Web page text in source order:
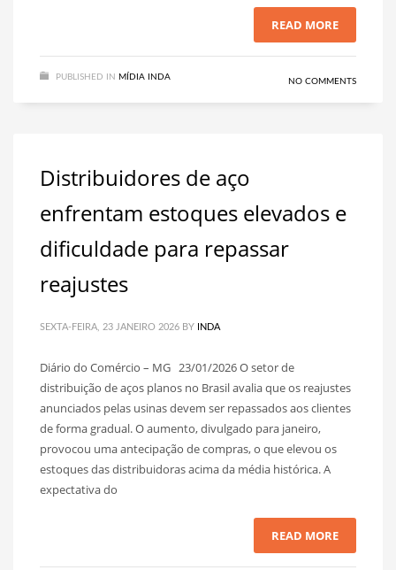
READ MORE
PUBLISHED IN MÍDIA INDA NO COMMENTS
Distribuidores de aço
enfrentam estoques elevados e
dificuldade para repassar
reajustes
SEXTA-FEIRA, 23 JANEIRO 2026 BY INDA
Diário do Comércio – MG 23/01/2026 O setor de
distribuição de aços planos no Brasil avalia que os reajustes
anunciados pelas usinas devem ser repassados aos clientes
de forma gradual. O aumento, divulgado para janeiro,
provocou uma antecipação de compras, o que elevou os
estoques das distribuidoras acima da média histórica. A
expectativa do
READ MORE